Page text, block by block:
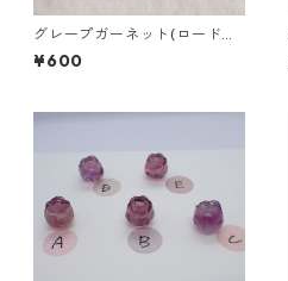
グレープガーネット(ロードラ
イトガーネット) ラウンドカッ
トルース 0.1ct前後 直径3mm
¥600